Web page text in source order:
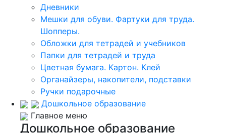
Дневники
Мешки для обуви. Фартуки для труда.
Шопперы.
Обложки для тетрадей и учебников
Папки для тетрадей и труда
Цветная бумага. Картон. Клей
Органайзеры, накопители, подставки
Ручки подарочные
Дошкольное образование
Главное меню
Дошкольное образование